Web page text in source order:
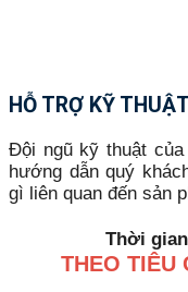
HỖ TRỢ KỸ THUẬT
Đội ngũ kỹ thuật
hướng dẫn quý
gì liên quan đến sản
Thời
THEO TIÊU